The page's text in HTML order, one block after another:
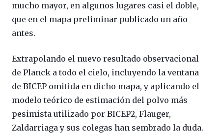
mucho mayor, en algunos lugares casi el doble,
que en el mapa preliminar publicado un año
antes.
Extrapolando el nuevo resultado observacional
de Planck a todo el cielo, incluyendo la ventana
de BICEP omitida en dicho mapa, y aplicando el
modelo teórico de estimación del polvo más
pesimista utilizado por BICEP2, Flauger,
Zaldarriaga y sus colegas han sembrado la duda.